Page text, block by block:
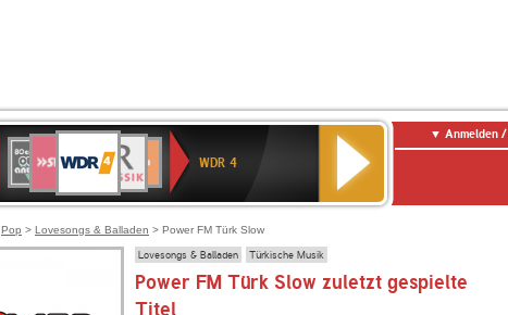
Deutschlandfunk
80er
90er
OLDIE
ANTENNE
4
KLASSIK
Deutschlandfunk
Kultur
Kultur
2
WDR 4
Anmelden
Pop > Lovesongs & Balladen > Power FM Türk Slow
Lovesongs & Balladen Türkische Musik
Power FM Türk Slow zuletzt gespielte
Titel